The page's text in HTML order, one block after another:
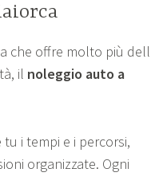
che offre molto più
il noleggio auto a
i tempi e i percorsi,
organizzate. Ogni